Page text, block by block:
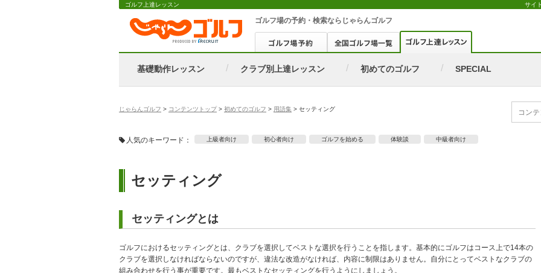
ゴルフ上達レッスン
ゴルフ場の予約・検索ならじゃらんゴルフ
サイ
基礎動作レッスン クラブ別上達レッスン 初めてのゴルフ SPECIAL
じゃらんゴルフ > コンテンツトップ> 初めてのゴルフ > 用語集 > セッティング
人気のキーワード： 上級者向け 初心者向け ゴルフを始める 体験談 中級者向け
セッティング
セッティングとは
ゴルフにおけるセッティングとは、クラブを選択してベストな選択を行うことを指します。基本的にゴルフはコース上で14本の
クラブを選択しなければならないのですが、違法な改造がなければ、内容に制限はありません。自分にとってベストなクラブの
組み合わせを行う事が重要です。最もベストなセッティングを行うようにしましょう。